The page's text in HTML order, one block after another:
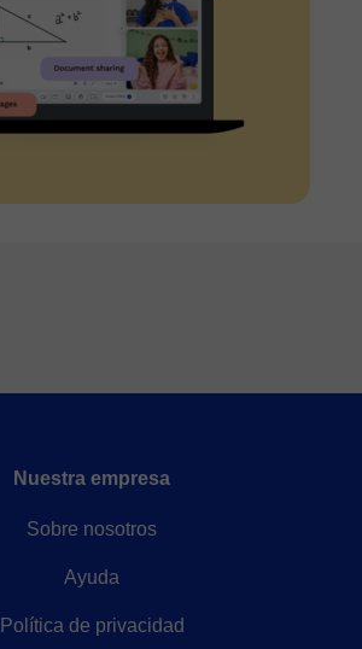
Nuestra empresa
Sobre nosotros
Ayuda
Política de privacidad